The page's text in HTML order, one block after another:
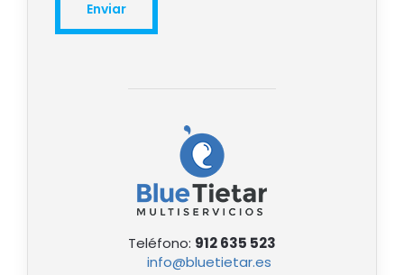
Teléfono: 912 635 523
info@bluetietar.es